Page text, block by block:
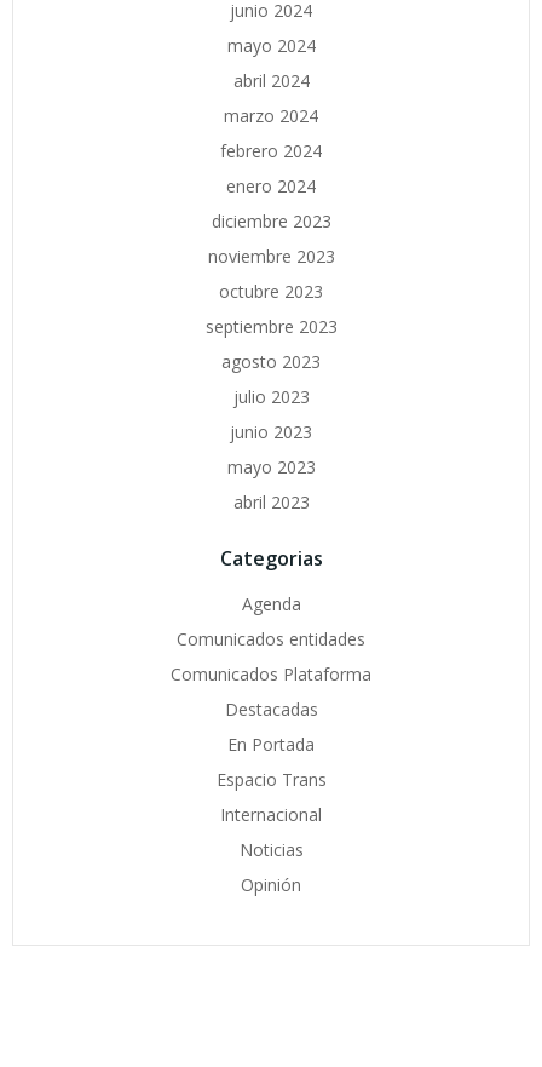
junio 2024
mayo 2024
abril 2024
marzo 2024
febrero 2024
enero 2024
diciembre 2023
noviembre 2023
octubre 2023
septiembre 2023
agosto 2023
julio 2023
junio 2023
mayo 2023
abril 2023
Categorias
Agenda
Comunicados entidades
Comunicados Plataforma
Destacadas
En Portada
Espacio Trans
Internacional
Noticias
Opinión